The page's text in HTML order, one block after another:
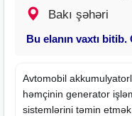
Bakı şəhəri
Bu elanın vaxtı
Avtomobil
həmçinin generator
sistemlərini təmin etmək